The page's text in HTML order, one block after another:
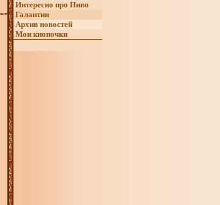
Интересно про Пиво
Галантин
Архив новостей
Мои кнопочки